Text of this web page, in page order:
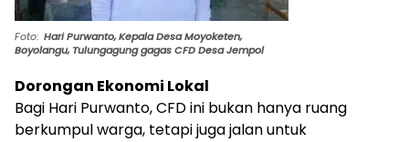
Foto: Hari Purwanto, Kepala Desa Moyoketen,
Boyolangu, Tulungagung gagas CFD Desa Jempol
Dorongan Ekonomi Lokal
Bagi Hari Purwanto, CFD ini bukan hanya ruang
berkumpul warga, tetapi juga jalan untuk